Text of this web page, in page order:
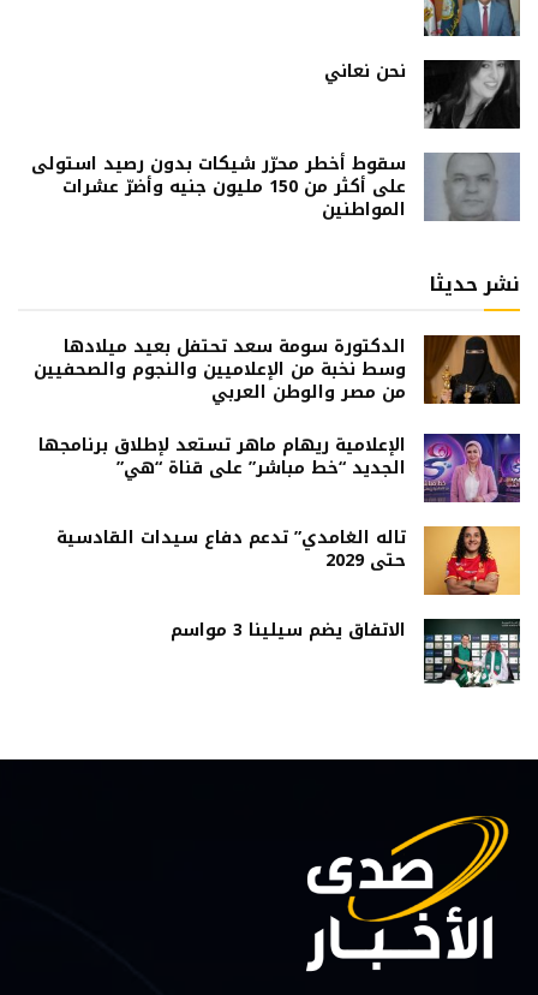
نحن نعاني
سقوط أخطر محرّر شيكات بدون رصيد استولى
على أكثر من 150 مليون جنيه وأضرّ عشرات
المواطنين
نشر حديثا
الدكتورة سومة سعد تحتفل بعيد ميلادها
وسط نخبة من الإعلاميين والنجوم والصحفيين
من مصر والوطن العربي
الإعلامية ريهام ماهر تستعد لإطلاق برنامجها
الجديد “خط مباشر” على قناة “هي”
تاله الغامدي” تدعم دفاع سيدات القادسية
حتى 2029
الاتفاق يضم سيلينا 3 مواسم